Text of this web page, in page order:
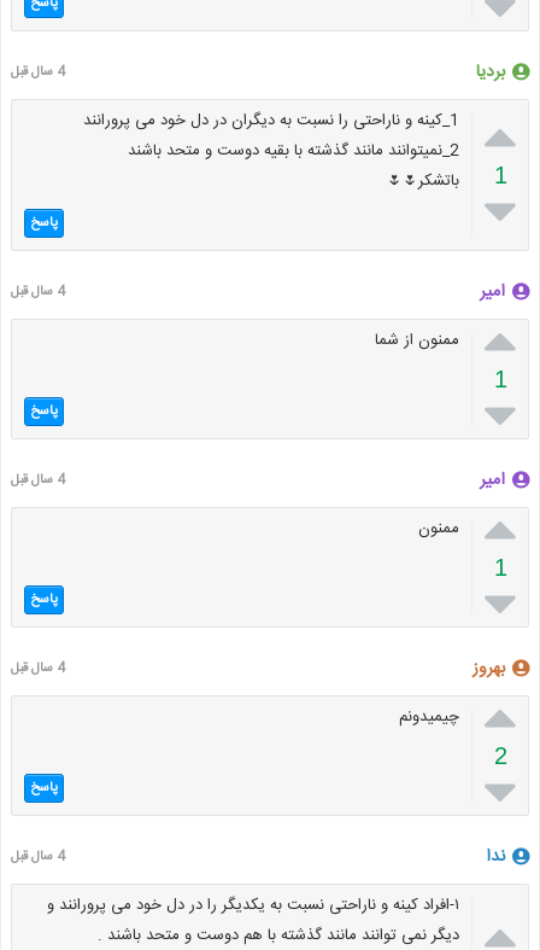
بردیا 4 سال قبل

1

1_کینه و ناراحتی را نسبت به دیگران در دل خود می پرورانند
2_نمیتوانند مانند گذشته با بقیه دوست و متحد باشند
باتشکر🌷🌷
پاسخ
امیر 4 سال قبل

1

ممنون از شما
پاسخ
امیر 4 سال قبل

1

ممنون
پاسخ
بهروز 4 سال قبل

2

چیمیدونم
پاسخ
ندا 4 سال قبل

۱-افراد کینه و ناراحتی نسبت به یکدیگر را در دل خود می پرورانند و
دیگر نمی توانند مانند گذشته با هم دوست و متحد باشند .